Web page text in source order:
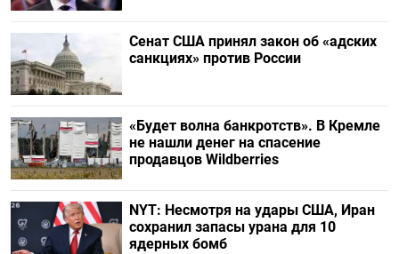
Сенат США принял закон об «адских
санкциях» против России
«Будет волна банкротств». В Кремле
не нашли денег на спасение
продавцов Wildberries
NYT: Несмотря на удары США, Иран
сохранил запасы урана для 10
ядерных бомб